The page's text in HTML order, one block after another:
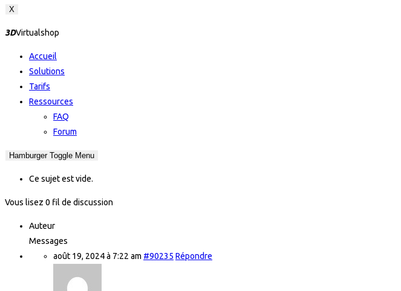
X
3DVirtualshop
Accueil
Solutions
Tarifs
Ressources
FAQ
Forum
Hamburger Toggle Menu
Ce sujet est vide.
Vous lisez 0 fil de discussion
Auteur
Messages
août 19, 2024 à 7:22 am #90235 Répondre